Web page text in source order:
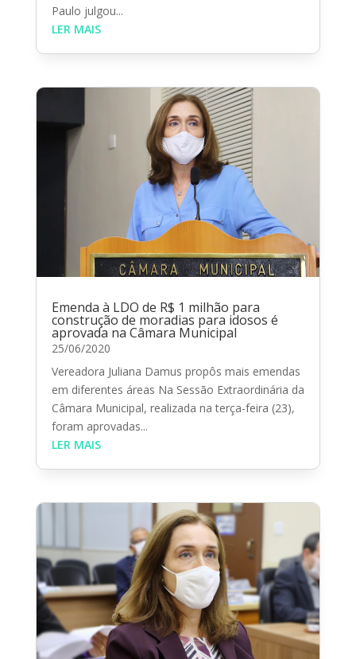
Paulo julgou...
LER MAIS
Emenda à LDO de R$ 1 milhão para
construção de moradias para idosos é
aprovada na Câmara Municipal
25/06/2020
Vereadora Juliana Damus propôs mais emendas
em diferentes áreas Na Sessão Extraordinária da
Câmara Municipal, realizada na terça-feira (23),
foram aprovadas...
LER MAIS